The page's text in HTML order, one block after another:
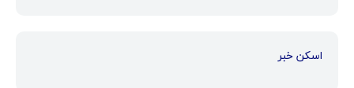
اسکن خبر